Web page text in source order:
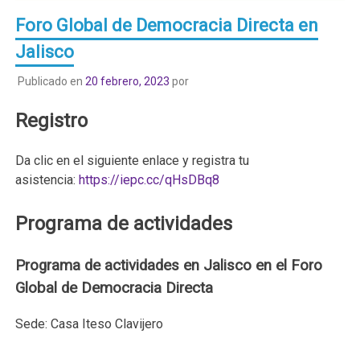
Foro Global de Democracia Directa en
Jalisco
Publicado en 20 febrero, 2023 por
Registro
Da clic en el siguiente enlace y registra tu
asistencia:https://iepc.cc/qHsDBq8
Programa de actividades
Programa de actividades en Jalisco en el Foro
Global de Democracia Directa
Sede: Casa Iteso Clavijero